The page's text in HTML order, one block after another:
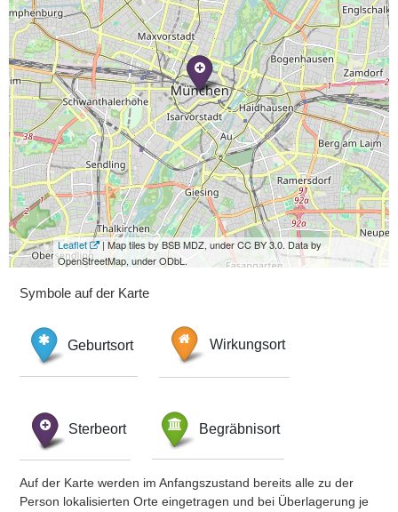
Leaflet
| Map tiles by BSB MDZ, under CC BY 3.0. Data by
OpenStreetMap, under ODbL.
Symbole auf der Karte
Geburtsort Wirkungsort
Sterbeort Begräbnisort
Auf der Karte werden im Anfangszustand bereits alle zu der
Person lokalisierten Orte eingetragen und bei Überlagerung je